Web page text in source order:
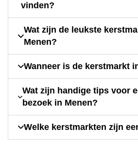
vinden?
Wat zijn de leukste
Menen?
Wanneer is de kerstmarkt
Wat zijn handige tips voor
bezoek in Menen?
Welke kerstmarkten zijn